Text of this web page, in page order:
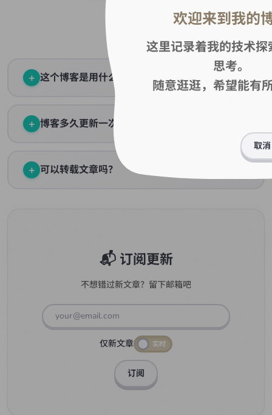
+ 这个博客是用什么搭建的？
使用 React 19 + TypeScript + Vite 构建，UI 组件库是
animal-island-ui，设计风格灵感来自动物森友会。
+ 博客多久更新一次？
我会在有新想法或学到新东西时更新博客，大概每月 1-2 篇
文章。质量比频率更重要。
+ 可以转载文章吗？
📬 订阅更新
不想错过新文章？留下邮箱吧
仅新文章 实时
订阅
欢迎来到我的
这里记录着我的技术探
思考。
随意逛逛，希望能有
取消